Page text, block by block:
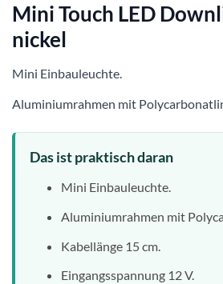
Mini Touch LED
nickel
Mini Einbauleuchte.
Aluminiumrahmen mit
Das ist praktisch daran
Mini Einbauleuchte.
Aluminiumrahmen mit
Kabellänge 15 cm.
Eingangsspannung 12 V.